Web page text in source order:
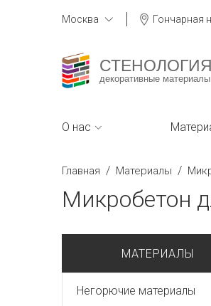
Москва Гончарная
СТЕНОЛОГИЯ
декоративные материалы
О нас
Главная / Материалы /
Микробетон
МАТЕРИАЛЫ
Негорючие материалы